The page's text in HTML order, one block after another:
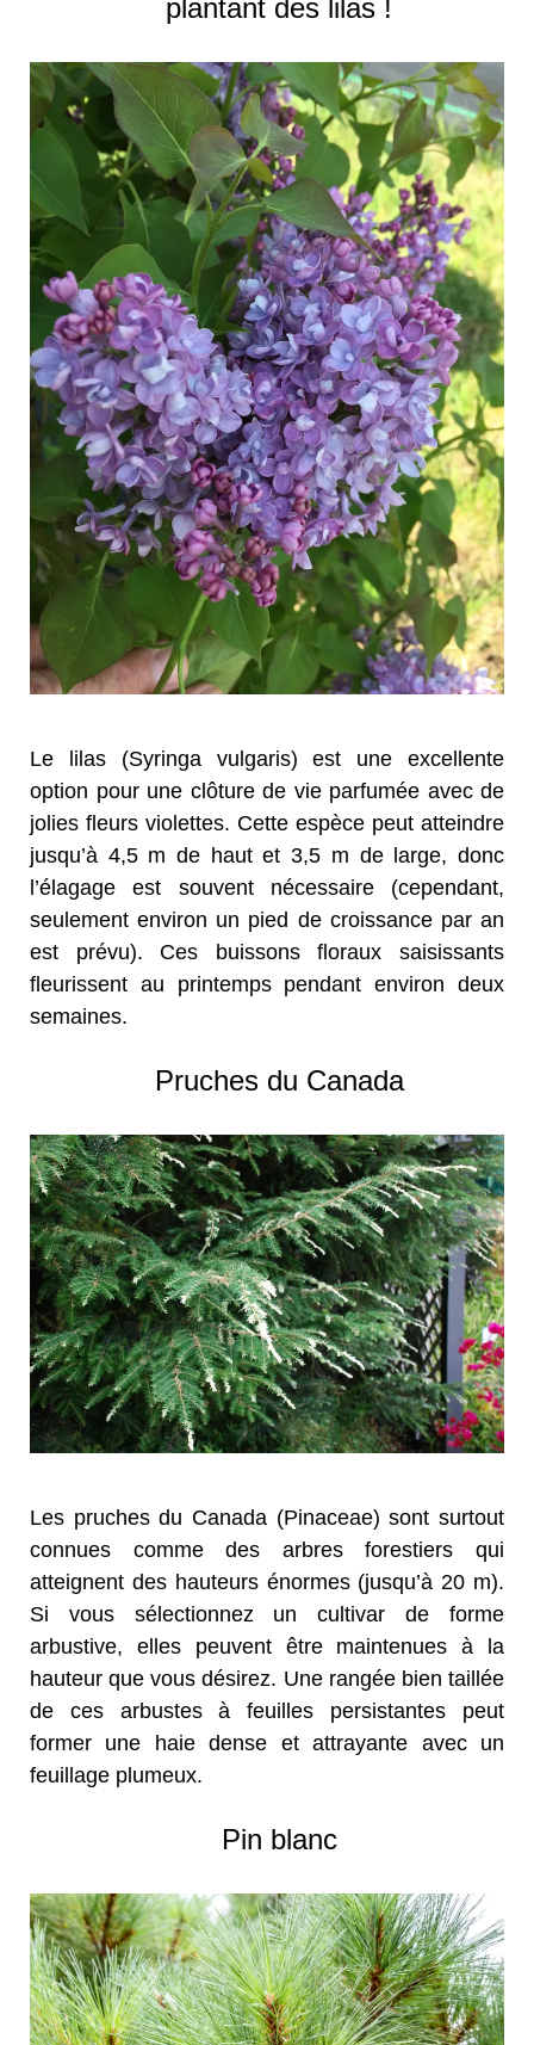
plantant des lilas !
Le lilas (Syringa vulgaris) est une excellente
option pour une clôture de vie parfumée avec de
jolies fleurs violettes. Cette espèce peut atteindre
jusqu’à 4,5 m de haut et 3,5 m de large, donc
l’élagage est souvent nécessaire (cependant,
seulement environ un pied de croissance par an
est prévu). Ces buissons floraux saisissants
fleurissent au printemps pendant environ deux
semaines.
Pruches du Canada
Les pruches du Canada (Pinaceae) sont surtout
connues comme des arbres forestiers qui
atteignent des hauteurs énormes (jusqu’à 20 m).
Si vous sélectionnez un cultivar de forme
arbustive, elles peuvent être maintenues à la
hauteur que vous désirez. Une rangée bien taillée
de ces arbustes à feuilles persistantes peut
former une haie dense et attrayante avec un
feuillage plumeux.
Pin blanc